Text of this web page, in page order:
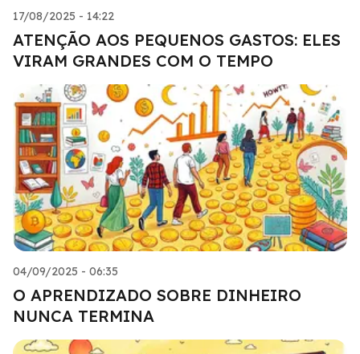
17/08/2025 - 14:22
ATENÇÃO AOS PEQUENOS GASTOS: ELES
VIRAM GRANDES COM O TEMPO
04/09/2025 - 06:35
O APRENDIZADO SOBRE DINHEIRO
NUNCA TERMINA